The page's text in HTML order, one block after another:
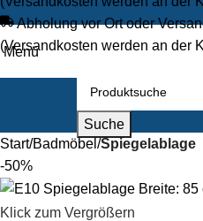
Abholung vor Ort oder
(Versandkosten werden an der
Menü
Suche
Start Badmöbel Spiegelablage
-50%
Klick zum Vergrößern